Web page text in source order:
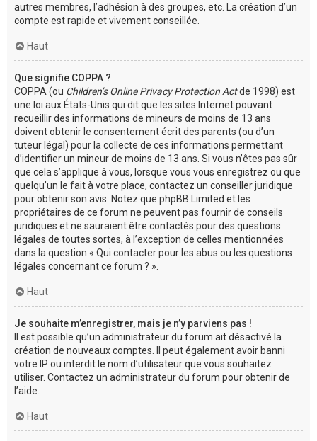
autres membres, l’adhésion à des groupes, etc. La création d’un
compte est rapide et vivement conseillée.
Haut
Que signifie COPPA ?
COPPA (ou Children’s Online Privacy Protection Actde 1998) est
une loi aux États-Unis qui dit que les sites Internet pouvant
recueillir des informations de mineurs de moins de 13 ans
doivent obtenir le consentement écrit des parents (ou d’un
tuteur légal) pour la collecte de ces informations permettant
d’identifier un mineur de moins de 13 ans. Si vous n’êtes pas sûr
que cela s’applique à vous, lorsque vous vous enregistrez ou que
quelqu’un le fait à votre place, contactez un conseiller juridique
pour obtenir son avis. Notez que phpBB Limited et les
propriétaires de ce forum ne peuvent pas fournir de conseils
juridiques et ne sauraient être contactés pour des questions
légales de toutes sortes, à l’exception de celles mentionnées
dans la question « Qui contacter pour les abus ou les questions
légales concernant ce forum ? ».
Haut
Je souhaite m’enregistrer, mais je n’y parviens pas !
Il est possible qu’un administrateur du forum ait désactivé la
création de nouveaux comptes. Il peut également avoir banni
votre IP ou interdit le nom d’utilisateur que vous souhaitez
utiliser. Contactez un administrateur du forum pour obtenir de
l’aide.
Haut